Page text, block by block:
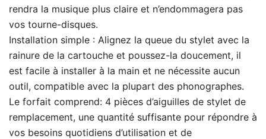
rendra la musique plus claire et n’endommagera pas
vos tourne-disques.
Installation simple : Alignez la queue du stylet avec la
rainure de la cartouche et poussez-la doucement, il
est facile à installer à la main et ne nécessite aucun
outil, compatible avec la plupart des phonographes.
Le forfait comprend: 4 pièces d’aiguilles de stylet de
remplacement, une quantité suffisante pour répondre à
vos besoins quotidiens d’utilisation et de